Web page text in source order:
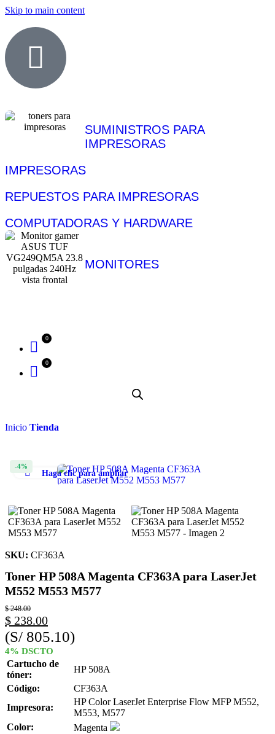
Skip to main content
SUMINISTROS PARA
IMPRESORAS
IMPRESORAS
REPUESTOS PARA IMPRESORAS
COMPUTADORAS Y HARDWARE
MONITORES
Inicio Tienda
-4%
Haga clic para ampliar
SKU: CF363A
Toner HP 508A Magenta CF363A para LaserJet
M552 M553 M577
$248.00
$ 238.00
(S/ 805.10)
4% DSCTO
Cartucho de
tóner:
HP 508A
Código:
CF363A
Impresora:
HP Color LaserJet Enterprise Flow MFP M552,
M553, M577
Color:
Magenta